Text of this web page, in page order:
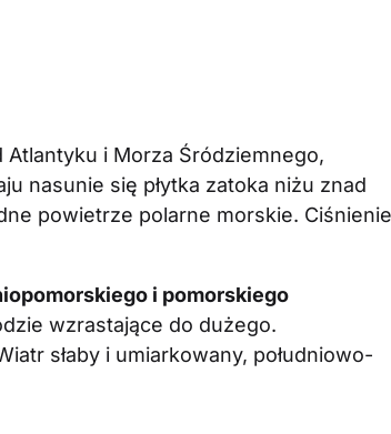
i Morza Śródziemnego,
nasunie się płytka zatoka niżu znad
powietrze polarne morskie. Ciśnienie
i pomorskiego
wzrastające do dużego.
słaby i umiarkowany, południowo-